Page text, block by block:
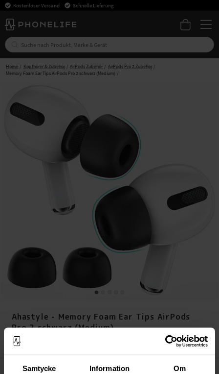
Samtycke Information Om
Kostenloser Versand Schnelle Lieferung
Home Kopfhörer & Zubehör AirPods Zubehör
AirPods Pro 2 Zubehör
Memory Foam Ear Tips AirPods Pro 2 schwarz (Medium)
Ahastyle - Memory Foam Ear Tips AirPods
Pro 2 schwarz (Medium)
Preis
7,95 €